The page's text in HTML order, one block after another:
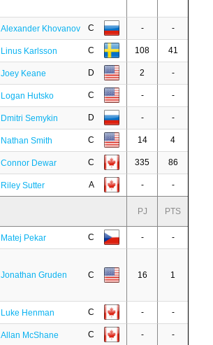
Alexander Khovanov C - -
Linus Karlsson C 108 41
Joey Keane D 2 -
Logan Hutsko C - -
Dmitri Semykin D - -
Nathan Smith C 14 4
Connor Dewar C 335 86
Riley Sutter A - -
PJ PTS
Matej Pekar C - -
Jonathan Gruden C 16 1
Luke Henman C - -
Allan McShane C - -